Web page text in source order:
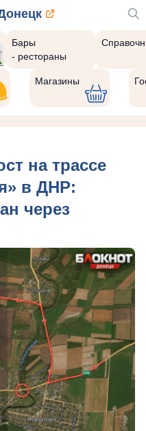
Бары
- рестораны
Магазины
на трассе
в ДНР:
через